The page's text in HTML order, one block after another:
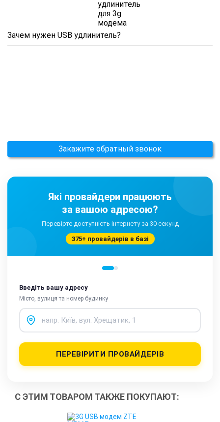
Зачем нужен USB удлинитель?
Закажите обратный звонок
Які провайдери працюють
за вашою адресою?
Перевірте доступність інтернету за 30 секунд
375+ провайдерів в базі
Введіть вашу адресу
Місто, вулиця та номер будинку
ПЕРЕВІРИТИ ПРОВАЙДЕРІВ
С ЭТИМ ТОВАРОМ ТАКЖЕ ПОКУПАЮТ: